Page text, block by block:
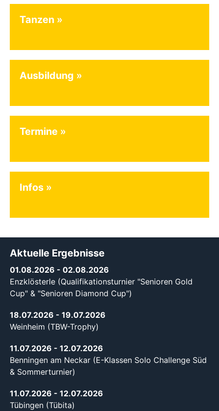
Tanzen
Ausbildung
Termine
Infos
Aktuelle Ergebnisse
01.08.2026 - 02.08.2026
Enzklösterle (Qualifikationsturnier "Senioren Gold
Cup" & "Senioren Diamond Cup")
18.07.2026 - 19.07.2026
Weinheim (TBW-Trophy)
11.07.2026 - 12.07.2026
Benningen am Neckar (E-Klassen Solo Challenge Süd
& Sommerturnier)
11.07.2026 - 12.07.2026
Tübingen (Tübita)